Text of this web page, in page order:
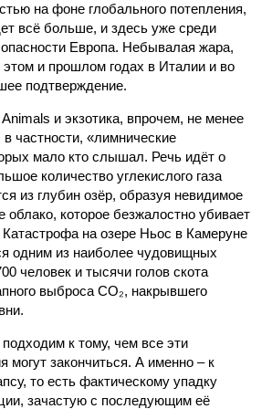
на фоне глобального потепления,
всё больше, и здесь уже среди
Европа. Небывалая жара,
этом и прошлом годах в Италии и во
подтверждение.
и экзотика, впрочем, не менее
частности, «лимнические
мало кто слышал. Речь идёт о
количество углекислого газа
из глубин озёр, образуя невидимое
которое безжалостно убивает
на озере Ньос в Камеруне
одним из наиболее чудовищных
человек и тысячи голов скота
выброса CO₂, накрывшего
к тому, чем все эти
могут закончиться. А именно – к
то есть фактическому упадку
зачастую с последующим её